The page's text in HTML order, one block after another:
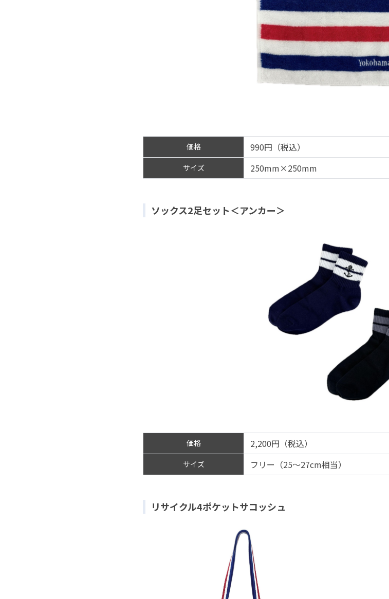
価格 990円（税込）
サイズ 250mm×250mm
ソックス2足セット＜アンカー＞
価格 2,200円（税込）
サイズ フリー（25～27cm相当）
リサイクル4ポケットサコッシュ